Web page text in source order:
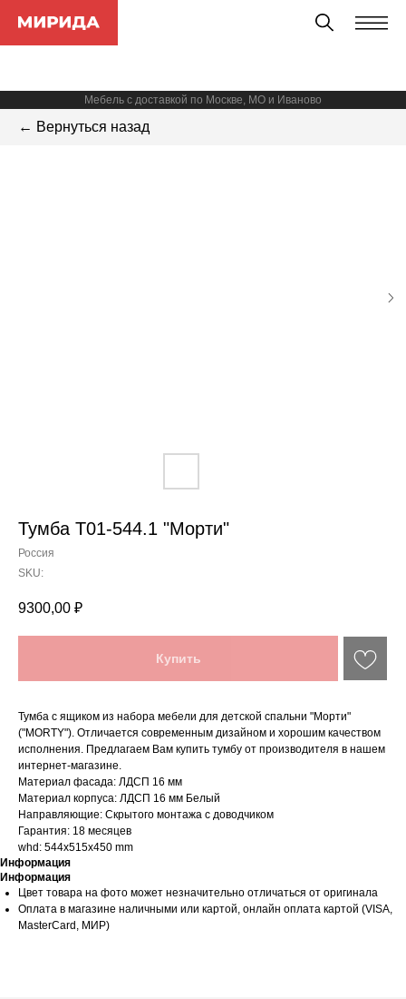
Мебель с доставкой по Москве, МО и Иваново
← Вернуться назад
Тумба Т01-544.1 "Морти"
Россия
SKU:
9300,00 ₽
Купить
Тумба с ящиком из набора мебели для детской спальни "Морти"
("MORTY"). Отличается современным дизайном и хорошим качеством
исполнения. Предлагаем Вам купить тумбу от производителя в нашем
интернет-магазине.
Материал фасада: ЛДСП 16 мм
Материал корпуса: ЛДСП 16 мм Белый
Направляющие: Скрытого монтажа с доводчиком
Гарантия: 18 месяцев
whd: 544x515x450 mm
Информация
Информация
Цвет товара на фото может незначительно отличаться от оригинала
Оплата в магазине наличными или картой, онлайн оплата картой (VISA,
MasterCard, МИР)